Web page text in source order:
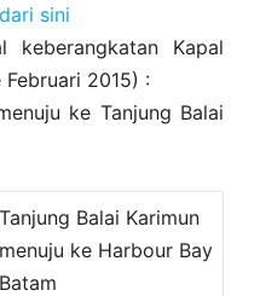
dari sini
keberangkatan Kapal
2015) :
ke Tanjung Balai
Tanjung Balai Karimun
menuju ke Harbour Bay
Batam